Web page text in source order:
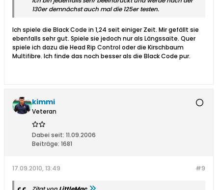
130er demnächst auch mal die 125er testen.
Ich spiele die Black Code in 1,24 seit einiger Zeit. Mir gefällt sie
ebenfalls sehr gut. Spiele sie jedoch nur als Längssaite. Quer
spiele ich dazu die Head Rip Control oder die Kirschbaum
Multifibre. Ich finde das noch besser als die Black Code pur.
kimmi
Veteran
Dabei seit: 11.09.2006
Beiträge: 1681
#9
17.09.2010, 13:49